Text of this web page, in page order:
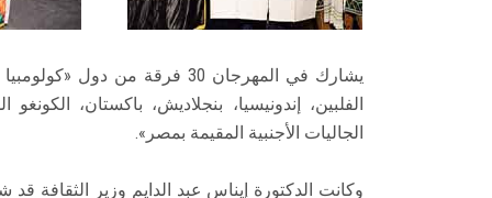
يشارك في المهرجان 30 فرقة
الفلبين، إندونيسيا، بنجلاديش، باكستان،
الجاليات الأجنبية المقيمة بمصر».
وكانت الدكتورة إيناس عبد الدايم وزير